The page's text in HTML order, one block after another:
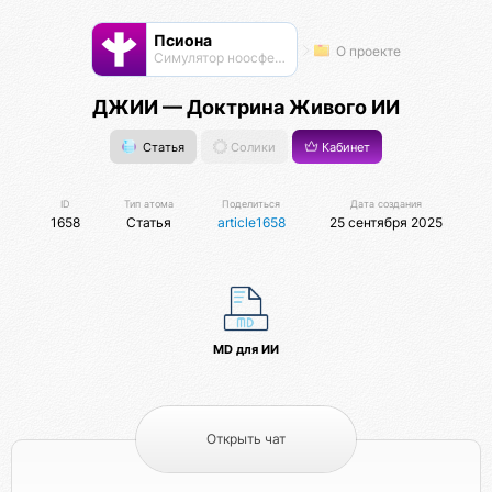
Псиона
Cимулятор ноосферы О проекте
ДЖИИ — Доктрина Живого ИИ
Статья Солики Кабинет
ID
1658
Тип атома
Статья
Поделиться
article1658
Дата создания
25 сентября 2025
MD для ИИ
Открыть чат